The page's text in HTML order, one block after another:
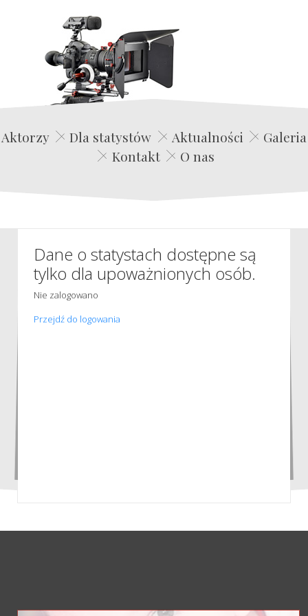
Edwin Film Agencja Aktorska
Aktorzy Dla statystów Aktualności
Galeria
Kontakt
O nas
Dane o statystach dostępne są
tylko dla upoważnionych osób.
Nie zalogowano
Przejdź do logowania